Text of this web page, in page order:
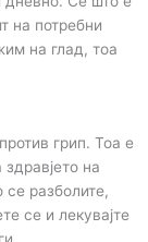
на потребни
на глад, тоа
грип. Тоа е
на
разболите,
се и лекувајте